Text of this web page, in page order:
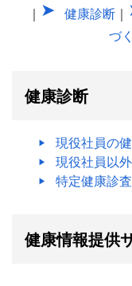
｜ 健康診断 ｜
づ
健康診断
現役社員の
現役社員以
特定健康診
健康情報提供